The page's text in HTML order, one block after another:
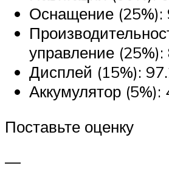
Оснащение (25%):
управление (25%):
Дисплей (15%):
Аккумулятор (5%):
Поставьте оценку
—